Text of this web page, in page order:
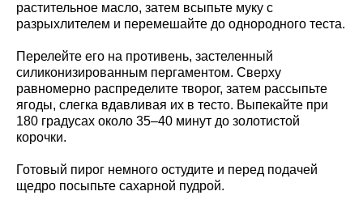
растительное масло, затем всыпьте муку с
разрыхлителем и перемешайте до однородного теста.
Перелейте его на противень, застеленный
силиконизированным пергаментом. Сверху
равномерно распределите творог, затем рассыпьте
ягоды, слегка вдавливая их в тесто. Выпекайте при
180 градусах около 35–40 минут до золотистой
корочки.
Готовый пирог немного остудите и перед подачей
щедро посыпьте сахарной пудрой.